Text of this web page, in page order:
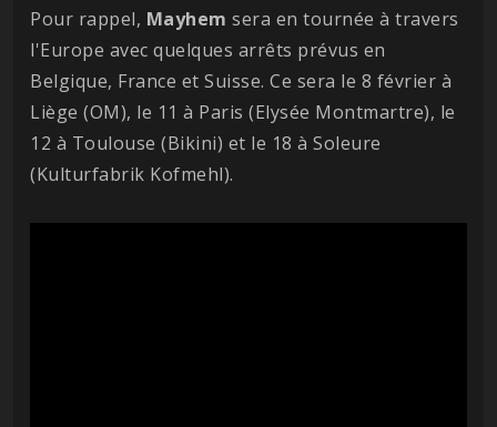
Pour rappel, Mayhem sera en tournée à travers
l'Europe avec quelques arrêts prévus en
Belgique, France et Suisse. Ce sera le 8 février à
Liège (OM), le 11 à Paris (Elysée Montmartre), le
12 à Toulouse (Bikini) et le 18 à Soleure
(Kulturfabrik Kofmehl).